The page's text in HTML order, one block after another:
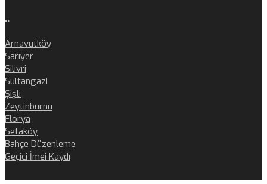
..
Arnavutköy
Sarıyer
Silivri
Sultangazi
Şişli
Zeytinburnu
Florya
Sefaköy
Bahçe Düzenleme
Geçici İmei Kaydı